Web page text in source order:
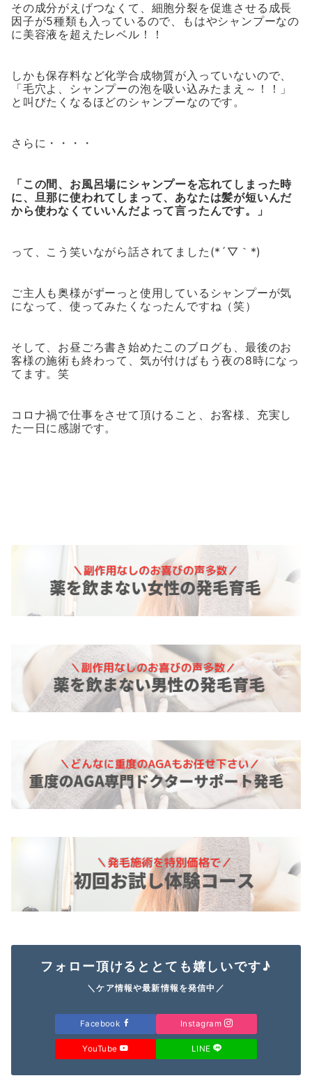
その成分がえげつなくて、細胞分裂を促進させる成長
因子が5種類も入っているので、もはやシャンプーなの
に美容液を超えたレベル！！
しかも保存料など化学合成物質が入っていないので、
「毛穴よ、シャンプーの泡を吸い込みたまえ～！！」
と叫びたくなるほどのシャンプーなのです。
さらに・・・・
「この間、お風呂場にシャンプーを忘れてしまった時
に、旦那に使われてしまって、あなたは髪が短いんだ
から使わなくていいんだよって言ったんです。」
って、こう笑いながら話されてました(*´▽｀*)
ご主人も奥様がずーっと使用しているシャンプーが気
になって、使ってみたくなったんですね（笑）
そして、お昼ごろ書き始めたこのブログも、最後のお
客様の施術も終わって、気が付けばもう夜の8時になっ
てます。笑
コロナ禍で仕事をさせて頂けること、お客様、充実し
た一日に感謝です。
フォロー頂けるととても嬉しいです♪
＼ケア情報や最新情報を発信中／
Facebook Instagram
YouTube LINE